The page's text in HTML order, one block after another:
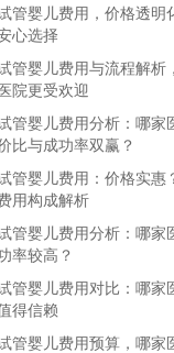
管婴儿费用，价格透明
心选择
管婴儿费用与流程解析，
院更受欢迎
管婴儿费用分析：哪家
比与成功率双赢？
管婴儿费用：价格实惠
用构成解析
管婴儿费用分析：哪家
率较高？
管婴儿费用对比：哪家
得信赖
管婴儿费用预算，哪家